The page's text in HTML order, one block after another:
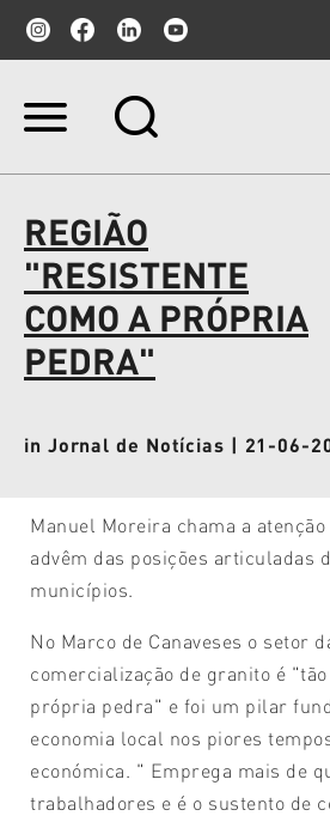
Ir
Ir
para
a
navegação
REGIÃO
"RESISTENTE
COMO A PRÓPRIA
PEDRA"
in Jornal de Notícias | 21-06-
Manuel Moreira chama a
advêm das posições articuladas
municípios.
No Marco de Canaveses o setor
comercialização de granito é
própria pedra" e foi um pilar
economia local nos piores
económica. " Emprega mais de
trabalhadores e é o sustento de